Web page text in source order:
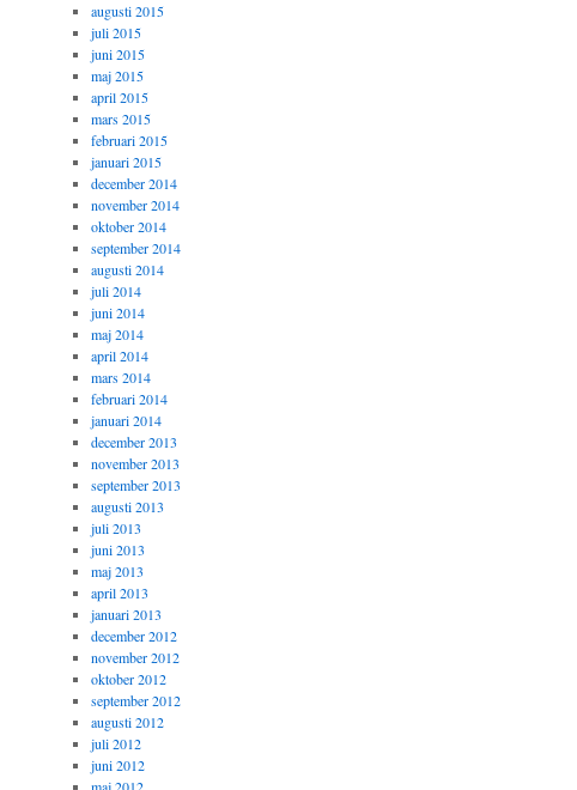
augusti 2015
juli 2015
juni 2015
maj 2015
april 2015
mars 2015
februari 2015
januari 2015
december 2014
november 2014
oktober 2014
september 2014
augusti 2014
juli 2014
juni 2014
maj 2014
april 2014
mars 2014
februari 2014
januari 2014
december 2013
november 2013
september 2013
augusti 2013
juli 2013
juni 2013
maj 2013
april 2013
januari 2013
december 2012
november 2012
oktober 2012
september 2012
augusti 2012
juli 2012
juni 2012